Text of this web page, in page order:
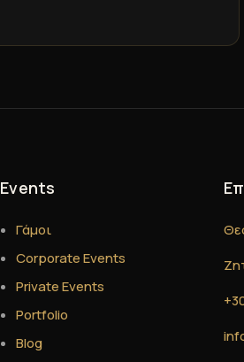
Events
Γάμοι
Corporate Events
Private Events
Portfolio
Blog